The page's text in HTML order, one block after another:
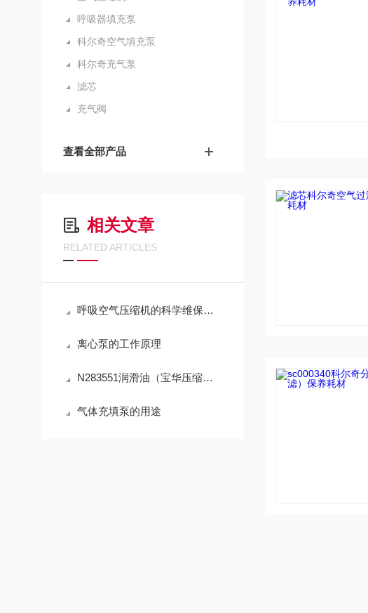
呼吸器填充泵
科尔奇空气填充泵
科尔奇充气泵
滤芯
充气阀
查看全部产品
相关文章
RELATED ARTICLES
呼吸空气压缩机的科学维保指导
离心泵的工作原理
N283551润滑油（宝华压缩机机油）成分介绍
气体充填泵的用途